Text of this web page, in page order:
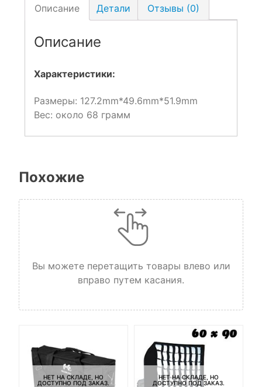
Описание Детали Отзывы (0)
Описание
Характеристики:
Размеры: 127.2mm*49.6mm*51.9mm
Вес: около 68 грамм
Похожие
Вы можете перетащить товары влево или
вправо путем касания.
НЕТ НА СКЛАДЕ, НО
ДОСТУПНО ПОД ЗАКАЗ.
НЕТ НА СКЛАДЕ, НО
ДОСТУПНО ПОД ЗАКАЗ.